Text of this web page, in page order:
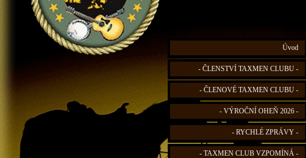
Úvod
- ČLENSTVÍ TAXMEN CLUBU -
- ČLENOVÉ TAXMEN CLUBU -
- VÝROČNÍ OHEŇ 2026 -
- RYCHLÉ ZPRÁVY -
- TAXMEN CLUB VZPOMÍNÁ -